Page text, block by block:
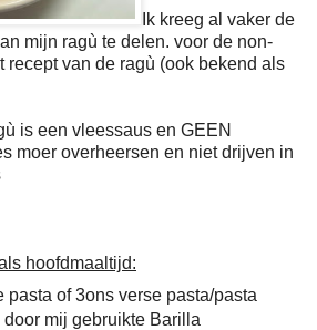
Ik kreeg al vaker de
mijn ragù te delen. voor de non-
recept van de ragù (ook bekend als
is een vleessaus en GEEN
moer overheersen en niet drijven in
hoofdmaaltijd:
pasta of 3ons verse pasta/pasta
door mij gebruikte Barilla